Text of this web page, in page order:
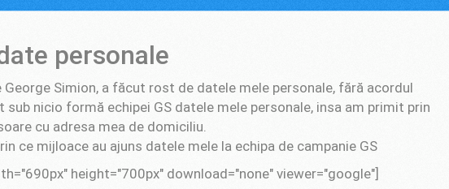
personale
George Simion, a făcut rost de datele mele personale, fără acordul
sub nicio formă echipei GS datele mele personale, insa am primit prin
cu adresa mea de domiciliu.
ce mijloace au ajuns datele mele la echipa de campanie GS
height="700px" download="none" viewer="google"]